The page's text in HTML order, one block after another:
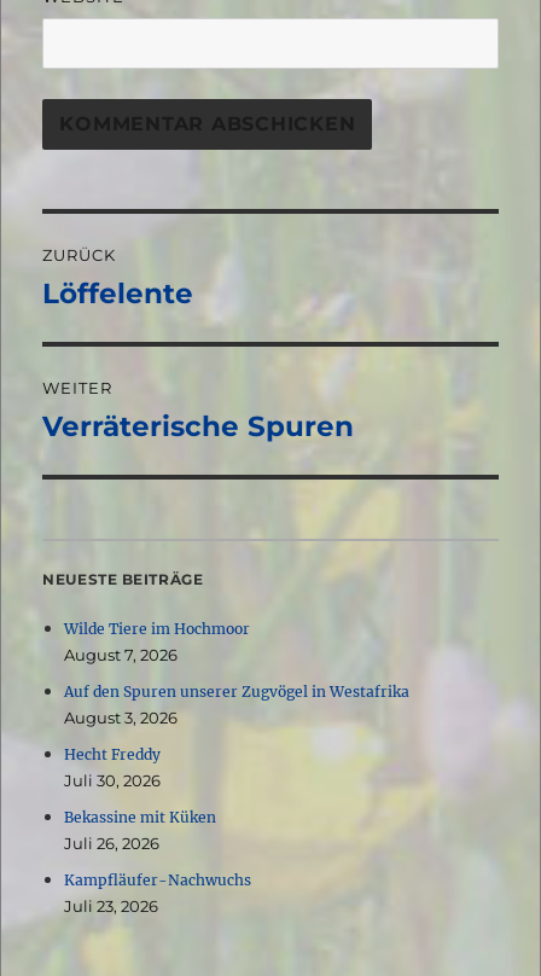
Beitragsnavigation
ZURÜCK
Vorheriger
Löffelente
WEITER
Nächster
Verräterische Spuren
NEUESTE BEITRÄGE
Wilde Tiere im Hochmoor
August 7, 2026
Auf den Spuren unserer Zugvögel in Westafrika
August 3, 2026
Hecht Freddy
Juli 30, 2026
Bekassine mit Küken
Juli 26, 2026
Kampfläufer-Nachwuchs
Juli 23, 2026